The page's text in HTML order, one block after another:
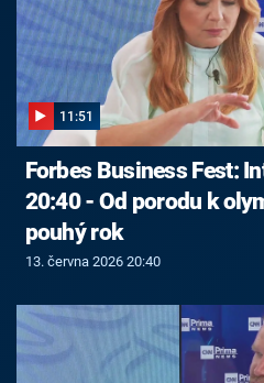
11:51
Forbes Business Fest:
20:40 - Od porodu k
pouhý rok
13. června 2026 20:40